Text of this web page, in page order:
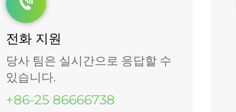
전화 지원
당사 팀은 실시간으로 응답할 수
있습니다.
+86-25 86666738